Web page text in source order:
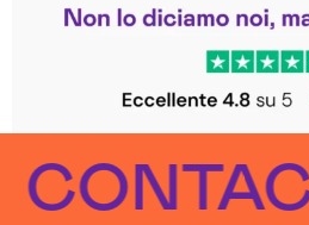
Trustpilot